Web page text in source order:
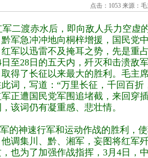
点击：1053 来源：
二渡赤水后，即向敌人兵力空虚
军急冲冲地向桐梓增援，国民党
军以迅雷不及掩耳之势，先是重
日至28日的五天内，歼灭和击溃敌
得了长征以来最大的胜利。毛主
词，写道：“万里长征，千回百
正遭国民党军围追堵截，来回穿
该词仍有凝重感、悲壮情。
神速行军和运动作战的胜利，使
调集川、黔、湘军，妄图将红军
也为了加强作战指挥，3月4日，